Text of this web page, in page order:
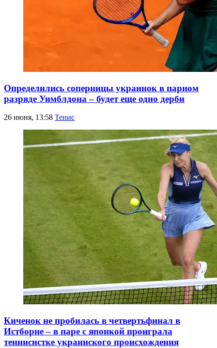
Определились соперницы украинок в парном
разряде Уимблдона – будет еще одно дерби
26 июня, 13:58 Тенис
Киченок не пробилась в четвертьфинал в
Истборне – в паре с японкой проиграла
теннисистке украинского происхождения